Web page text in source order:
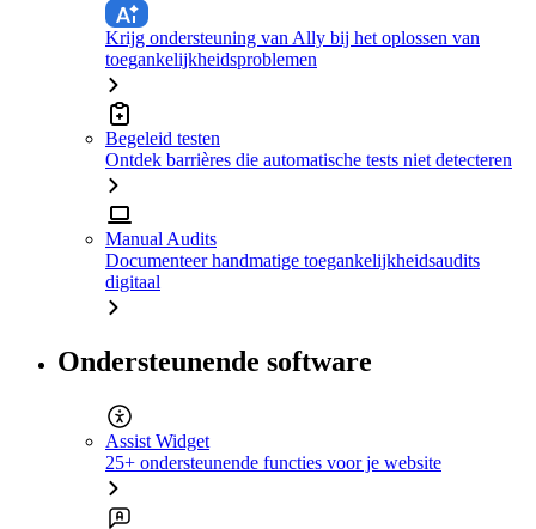
Krijg ondersteuning van Ally bij het oplossen van
toegankelijkheidsproblemen
Begeleid testen
Ontdek barrières die automatische tests niet detecteren
Manual Audits
Documenteer handmatige toegankelijkheidsaudits
digitaal
Ondersteunende software
Assist Widget
25+ ondersteunende functies voor je website